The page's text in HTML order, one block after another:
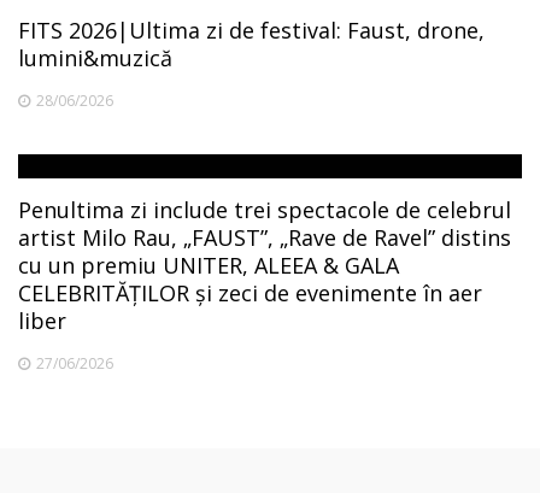
FITS 2026|Ultima zi de festival: Faust, drone,
lumini&muzică
28/06/2026
Penultima zi include trei spectacole de celebrul
artist Milo Rau, „FAUST”, „Rave de Ravel” distins
cu un premiu UNITER, ALEEA & GALA
CELEBRITĂȚILOR și zeci de evenimente în aer
liber
27/06/2026